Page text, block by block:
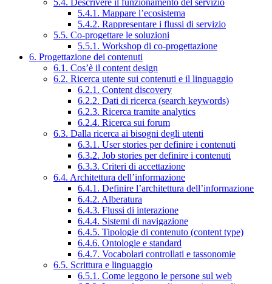
5.4.1. Mappare l’ecosistema
5.4.2. Rappresentare i flussi di servizio
5.5. Co-progettare le soluzioni
5.5.1. Workshop di co-progettazione
6. Progettazione dei contenuti
6.1. Cos’è il content design
6.2. Ricerca utente sui contenuti e il linguaggio
6.2.1. Content discovery
6.2.2. Dati di ricerca (search keywords)
6.2.3. Ricerca tramite analytics
6.2.4. Ricerca sui forum
6.3. Dalla ricerca ai bisogni degli utenti
6.3.1. User stories per definire i contenuti
6.3.2. Job stories per definire i contenuti
6.3.3. Criteri di accettazione
6.4. Architettura dell’informazione
6.4.1. Definire l’architettura dell’informazione
6.4.2. Alberatura
6.4.3. Flussi di interazione
6.4.4. Sistemi di navigazione
6.4.5. Tipologie di contenuto (content type)
6.4.6. Ontologie e standard
6.4.7. Vocabolari controllati e tassonomie
6.5. Scrittura e linguaggio
6.5.1. Come leggono le persone sul web